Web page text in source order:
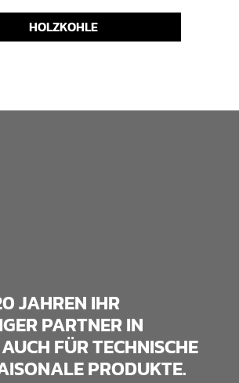
HOLZKOHLE
JAHREN IHR
PARTNER IN
FÜR TECHNISCHE
PRODUKTE.